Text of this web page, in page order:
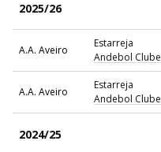
2025/26
A.A. Aveiro
Estarreja
Andebol Clube
A.A. Aveiro
Estarreja
Andebol Clube
2024/25